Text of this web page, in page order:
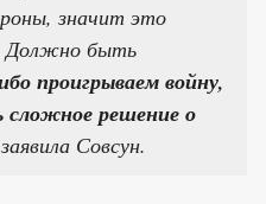
значит это
Должно быть
проигрываем войну,
решение о
Совсун.